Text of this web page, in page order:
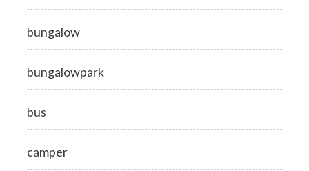
bungalow
bungalowpark
bus
camper